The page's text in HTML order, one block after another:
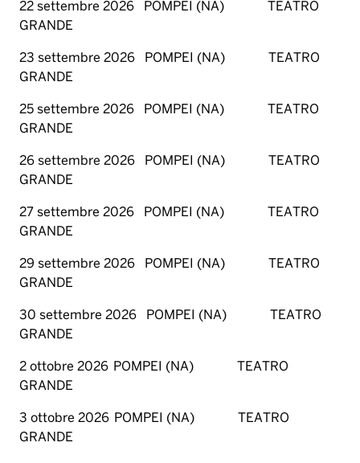
22 settembre 2026 POMPEI (NA) TEATRO
GRANDE
23 settembre 2026 POMPEI (NA) TEATRO
GRANDE
25 settembre 2026 POMPEI (NA) TEATRO
GRANDE
26 settembre 2026 POMPEI (NA) TEATRO
GRANDE
27 settembre 2026 POMPEI (NA) TEATRO
GRANDE
29 settembre 2026 POMPEI (NA) TEATRO
GRANDE
30 settembre 2026 POMPEI (NA) TEATRO
GRANDE
2 ottobre 2026 POMPEI (NA) TEATRO
GRANDE
3 ottobre 2026 POMPEI (NA) TEATRO
GRANDE